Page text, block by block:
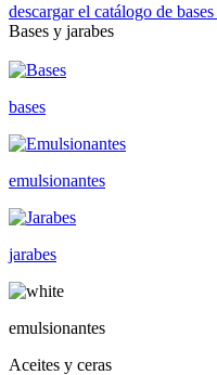
descargar el catálogo de bases
Bases y jarabes
bases
emulsionantes
jarabes
emulsionantes
Aceites y ceras